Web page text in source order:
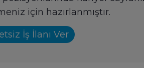
için hazırlanmıştır.
İş İlanı Ver